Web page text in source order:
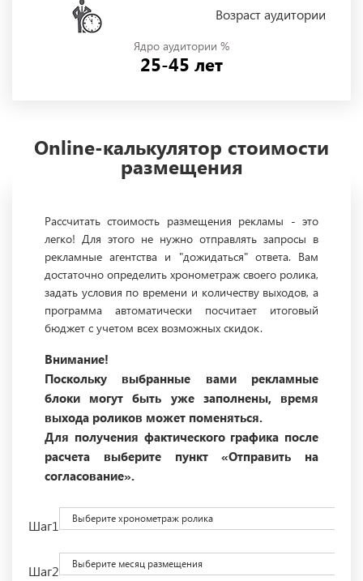
Возраст аудитории
Ядро аудитории %
25-45 лет
Online-калькулятор стоимости
размещения
Рассчитать стоимость размещения рекламы - это
легко! Для этого не нужно отправлять запросы в
рекламные агентства и "дожидаться" ответа. Вам
достаточно определить хронометраж своего ролика,
задать условия по времени и количеству выходов, а
программа автоматически посчитает итоговый
бюджет с учетом всех возможных скидок.
Внимание!
Поскольку выбранные вами рекламные
блоки могут быть уже заполнены, время
выхода роликов может поменяться.
Для получения фактического графика после
расчета выберите пункт «Отправить на
согласование».
Шаг1 Выберите хронометраж ролика
Шаг2 Выберите месяц размещения